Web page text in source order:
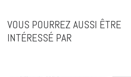
VOUS POURREZ AUSSI ÊTRE
INTÉRESSÉ PAR